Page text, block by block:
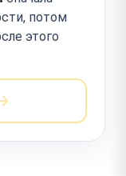
потом
этого